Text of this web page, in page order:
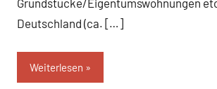
Grundstücke/Eigentumswohnungen
Deutschland (ca. […]
Weiterlesen